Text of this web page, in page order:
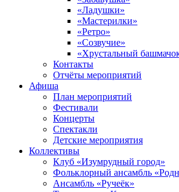
«Ладушки»
«Мастерилки»
«Ретро»
«Созвучие»
«Хрустальный
Контакты
Отчёты мероприятий
Афиша
План мероприятий
Фестивали
Концерты
Спектакли
Детские мероприятия
Коллективы
Клуб «Изумрудный город»
Фольклорный ансамбль
Ансамбль «Ручеёк»